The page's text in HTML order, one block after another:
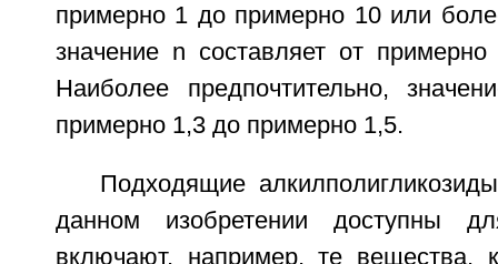
примерно 1 до примерно 10 или
значение n составляет от
Наиболее предпочтительно,
примерно 1,3 до примерно 1,5.
Подходящие
данном изобретении доступны
включают, например, те вещества,